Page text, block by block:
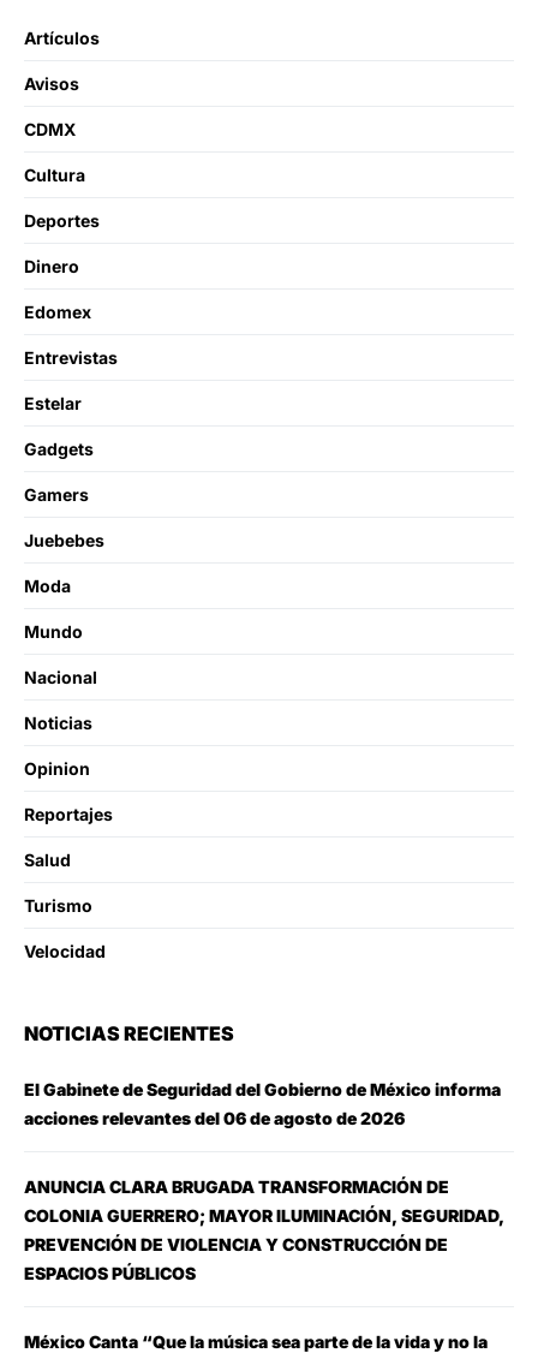
Artículos
Avisos
CDMX
Cultura
Deportes
Dinero
Edomex
Entrevistas
Estelar
Gadgets
Gamers
Juebebes
Moda
Mundo
Nacional
Noticias
Opinion
Reportajes
Salud
Turismo
Velocidad
NOTICIAS RECIENTES
El Gabinete de Seguridad del Gobierno de México informa
acciones relevantes del 06 de agosto de 2026
ANUNCIA CLARA BRUGADA TRANSFORMACIÓN DE
COLONIA GUERRERO; MAYOR ILUMINACIÓN, SEGURIDAD,
PREVENCIÓN DE VIOLENCIA Y CONSTRUCCIÓN DE
ESPACIOS PÚBLICOS
México Canta “Que la música sea parte de la vida y no la